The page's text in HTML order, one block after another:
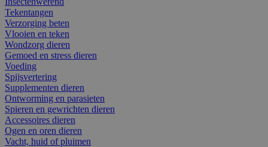
Tekentangen
Verzorging beten
Vlooien en teken
Wondzorg dieren
Gemoed en stress dieren
Voeding
Spijsvertering
Supplementen dieren
Ontworming en parasieten
Spieren en gewrichten dieren
Accessoires dieren
Ogen en oren dieren
Vacht, huid of pluimen